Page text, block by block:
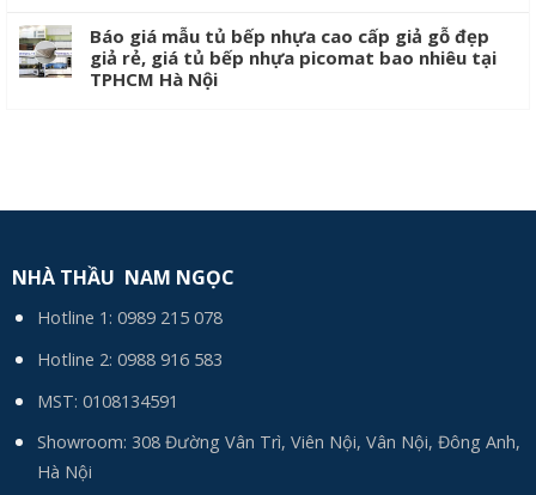
Báo giá mẫu tủ bếp nhựa cao cấp giả gỗ đẹp
giả rẻ, giá tủ bếp nhựa picomat bao nhiêu tại
TPHCM Hà Nội
NHÀ THẦU NAM NGỌC
Hotline 1: 0989 215 078
Hotline 2: 0988 916 583
MST: 0108134591
Showroom: 308 Đường Vân Trì, Viên Nội, Vân Nội, Đông Anh,
Hà Nội